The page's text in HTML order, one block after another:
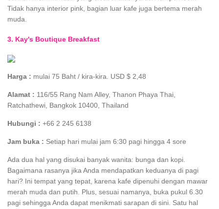
Tidak hanya interior pink, bagian luar kafe juga bertema merah
muda.
3. Kay's Boutique Breakfast
Harga : mulai 75 Baht / kira-kira. USD $ 2,48
Alamat : 116/55 Rang Nam Alley, Thanon Phaya Thai,
Ratchathewi, Bangkok 10400, Thailand
Hubungi : +66 2 245 6138
Jam buka : Setiap hari mulai jam 6:30 pagi hingga 4 sore
Ada dua hal yang disukai banyak wanita: bunga dan kopi.
Bagaimana rasanya jika Anda mendapatkan keduanya di pagi
hari? Ini tempat yang tepat, karena kafe dipenuhi dengan mawar
merah muda dan putih. Plus, sesuai namanya, buka pukul 6.30
pagi sehingga Anda dapat menikmati sarapan di sini. Satu hal